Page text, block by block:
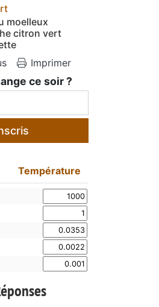
moelleux
citron vert
Imprimer
ce soir ?
Température